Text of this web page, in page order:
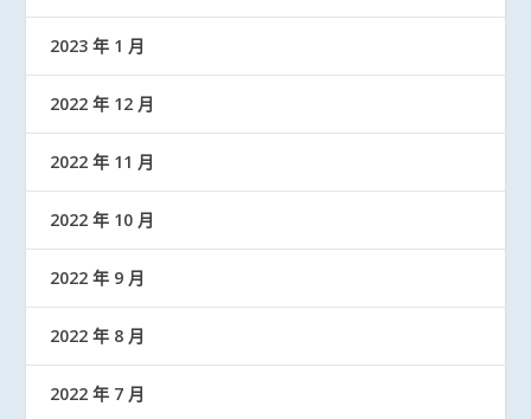
2023 年 1 月
2022 年 12 月
2022 年 11 月
2022 年 10 月
2022 年 9 月
2022 年 8 月
2022 年 7 月